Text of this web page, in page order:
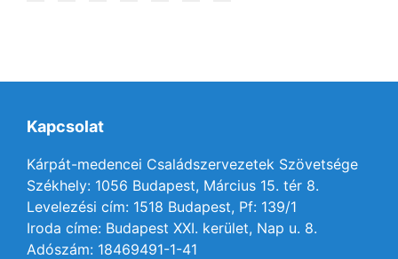
Kapcsolat
Kárpát-medencei Családszervezetek Szövetsége
Székhely: 1056 Budapest, Március 15. tér 8.
Levelezési cím: 1518 Budapest, Pf: 139/1
Iroda címe: Budapest XXI. kerület, Nap u. 8.
Adószám: 18469491-1-41